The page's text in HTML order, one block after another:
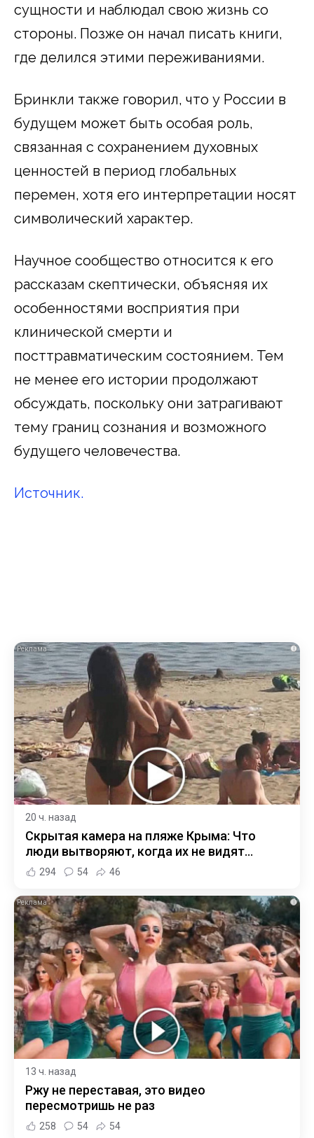
сущности и наблюдал свою жизнь со
стороны. Позже он начал писать книги,
где делился этими переживаниями.
Бринкли также говорил, что у России в
будущем может быть особая роль,
связанная с сохранением духовных
ценностей в период глобальных
перемен, хотя его интерпретации носят
символический характер.
Научное сообщество относится к его
рассказам скептически, объясняя их
особенностями восприятия при
клинической смерти и
посттравматическим состоянием. Тем
не менее его истории продолжают
обсуждать, поскольку они затрагивают
тему границ сознания и возможного
будущего человечества.
Источник.
i
20 ч. назад
Скрытая камера на пляже Крыма: Что
люди вытворяют, когда их не видят...
294 54 46
i
13 ч. назад
Ржу не переставая, это видео
пересмотришь не раз
258 54 54